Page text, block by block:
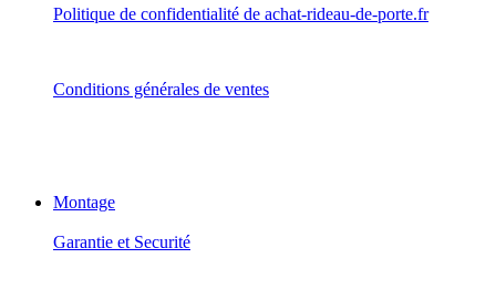
Politique de confidentialité de achat-rideau-de-porte.fr
Conditions générales de ventes
Montage
Garantie et Securité